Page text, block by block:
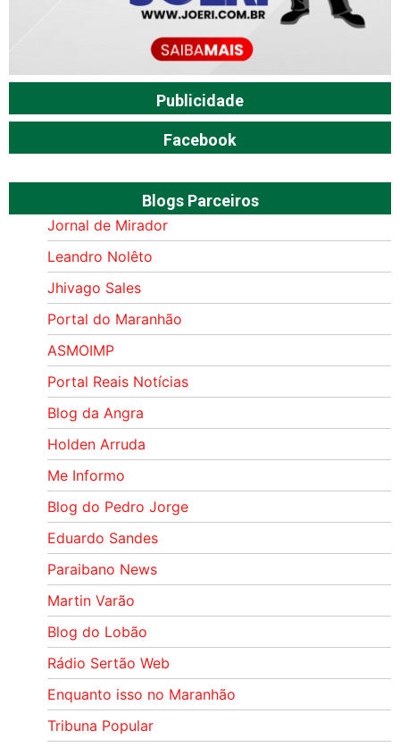
Publicidade
Facebook
Blogs Parceiros
Jornal de Mirador
Leandro Nolêto
Jhivago Sales
Portal do Maranhão
ASMOIMP
Portal Reais Notí­cias
Blog da Angra
Holden Arruda
Me Informo
Blog do Pedro Jorge
Eduardo Sandes
Paraibano News
Martin Varão
Blog do Lobão
Rádio Sertão Web
Enquanto isso no Maranhão
Tribuna Popular